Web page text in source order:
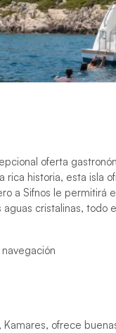
oferta
rica historia, esta isla
a Sifnos le
aguas cristalinas,
Kamares, ofrece